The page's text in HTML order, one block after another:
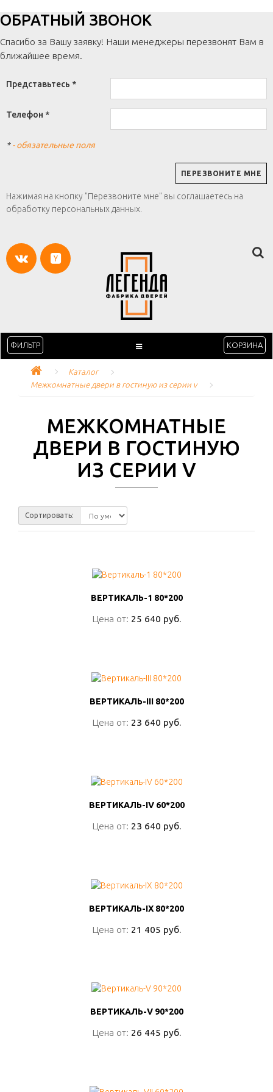
ОБРАТНЫЙ ЗВОНОК
Спасибо за Вашу заявку! Наши менеджеры перезвонят Вам в
ближайшее время.
Представьтесь *
Телефон *
*- обязательные поля
Нажимая на кнопку "Перезвоните мне" вы соглашаетесь на
обработку персональных данных.
ФИЛЬТР КОРЗИНА
Каталог
Межкомнатные двери в гостиную из серии v
МЕЖКОМНАТНЫЕ
ДВЕРИ В ГОСТИНУЮ
ИЗ СЕРИИ V
Сортировать:
ВЕРТИКАЛЬ-1 80*200
Цена от: 25 640 руб.
ВЕРТИКАЛЬ-1 80*200
Цена от: 25 640 руб.
ВЕРТИКАЛЬ-III 80*200
Цена от: 23 640 руб.
ВЕРТИКАЛЬ-III 80*200
Цена от: 23 640 руб.
ВЕРТИКАЛЬ-IV 60*200
Цена от: 23 640 руб.
ВЕРТИКАЛЬ-IV 60*200
Цена от: 23 640 руб.
ВЕРТИКАЛЬ-IX 80*200
Цена от: 21 405 руб.
ВЕРТИКАЛЬ-IX 80*200
Цена от: 21 405 руб.
ВЕРТИКАЛЬ-V 90*200
Цена от: 26 445 руб.
ВЕРТИКАЛЬ-V 90*200
Цена от: 26 445 руб.